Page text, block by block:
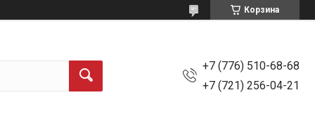
Корзина
+7 (776) 510-68-68
+7 (721) 256-04-21